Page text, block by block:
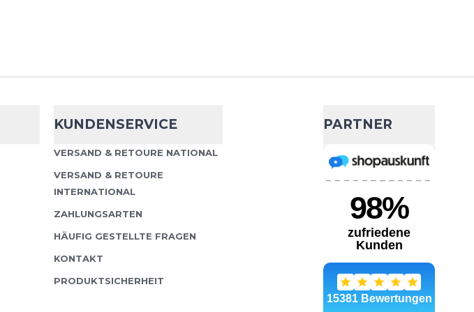
InjinjiTrail Midweight Crew
- 16 %
Die Injinji Trail Midweight Crew Socken wurden
Wanderungen auf unebenem Gelände
entwickelt. Das einzigart...
Wähle deine Größe
IN DEN WARENKORB
InjinjiTrail Midweight Mini-
Crew
- 10 %
17,99 € 19,95 €
KUNDENSERVICE
VERSAND & RETOURE NATIONAL
VERSAND & RETOURE
INTERNATIONAL
ZAHLUNGSARTEN
HÄUFIG GESTELLTE FRAGEN
KONTAKT
PRODUKTSICHERHEIT
PARTNER